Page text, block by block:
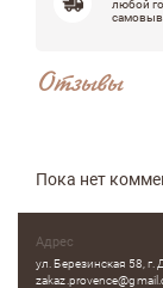
любой
Отзывы
Пока нет
Адрес
ул. Березинская 58,